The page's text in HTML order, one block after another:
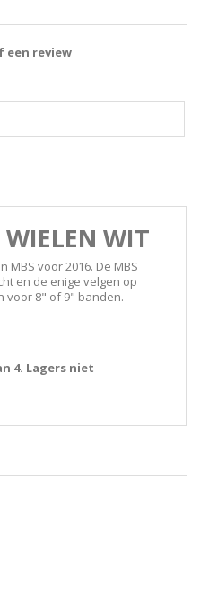
een review
WIELEN WIT
voor 2016. De MBS
en de enige velgen op
voor 8" of 9" banden.
4. Lagers niet